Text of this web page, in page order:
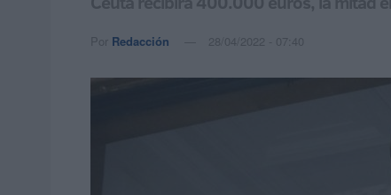
Por Redacción 28/04/2022 - 07:40